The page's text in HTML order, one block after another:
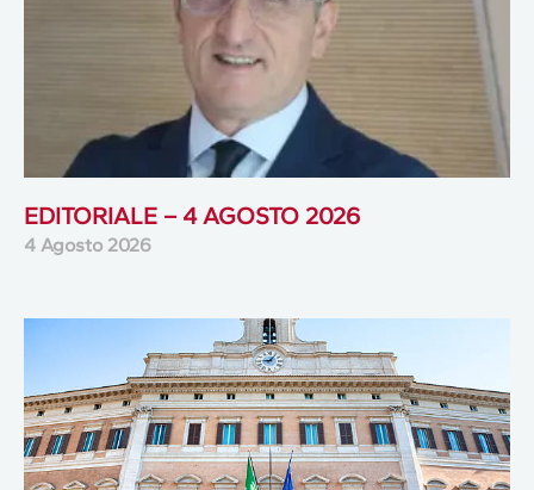
EDITORIALE – 4 AGOSTO 2026
4 Agosto 2026